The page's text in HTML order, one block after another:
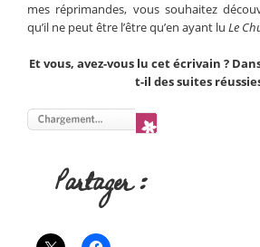
mes réprimandes, vous souhaitez
qu’il ne peut être l’être qu’en ayant lu Le
Et vous, avez-vous lu cet écrivain ?
t-il des suites
Partager :